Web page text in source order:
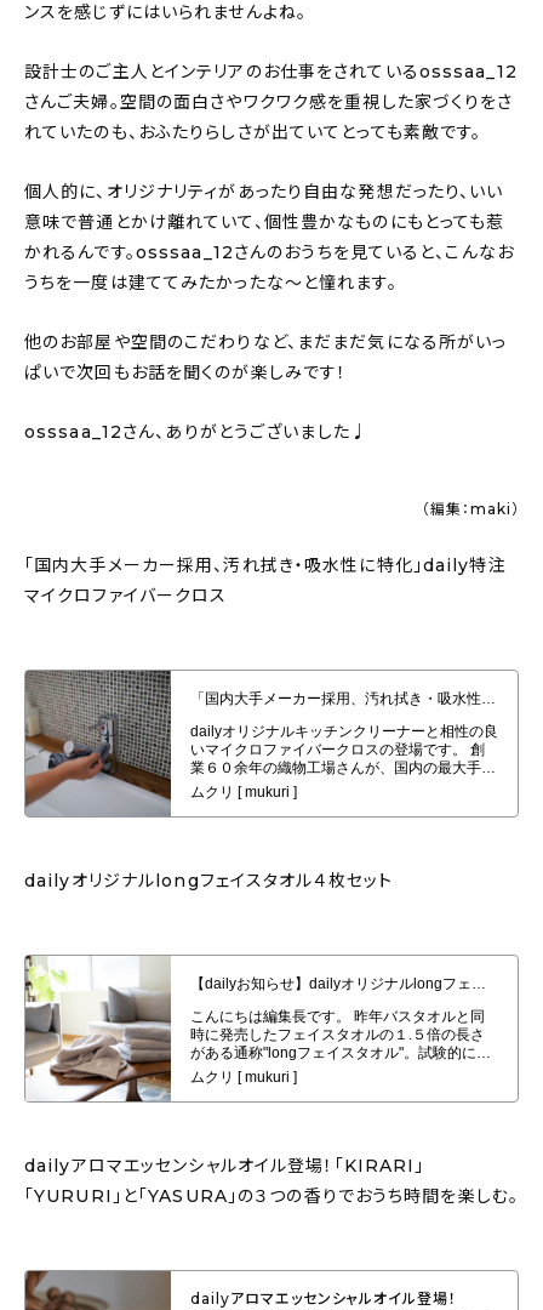
ンスを感じずにはいられませんよね。
設計士のご主人とインテリアのお仕事をされているosssaa_12
さんご夫婦。空間の面白さやワクワク感を重視した家づくりをさ
れていたのも、おふたりらしさが出ていてとっても素敵です。
個人的に、オリジナリティがあったり自由な発想だったり、いい
意味で普通とかけ離れていて、個性豊かなものにもとっても惹
かれるんです。osssaa_12さんのおうちを見ていると、こんなお
うちを一度は建ててみたかったな〜と憧れます。
他のお部屋や空間のこだわりなど、まだまだ気になる所がいっ
ぱいで次回もお話を聞くのが楽しみです！
osssaa_12さん、ありがとうございました♩
（編集：maki）
「国内大手メーカー採用、汚れ拭き・吸水性に特化」daily特注
マイクロファイバークロス
「国内大手メーカー採用、汚れ拭き・吸水性に特化」daily特注マイクロファ
イバークロスの発売
dailyオリジナルlongフェイスタオル４枚セット
【dailyお知らせ】dailyオリジナルlongフェイスタオル４枚セット発売開始
dailyアロマエッセンシャルオイル登場！「KIRARI」
「YURURI」と「YASURA」の３つの香りでおうち時間を楽しむ。
dailyアロマエッセンシャルオイル登場！